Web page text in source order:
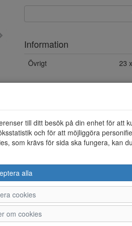
Information
Övrigt 23
till ditt besök på din enhet för att
och för att möjliggöra
som krävs för sida ska fungera, kan
alla
cookies
om cookies